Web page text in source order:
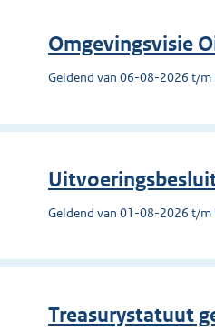
Omgevingsvisie
Geldend van 06-08-2026 t/m
Geldend van 01-08-2026 t/
Treasurystatuut